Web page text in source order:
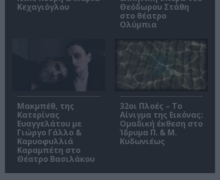
Κεχαγιόγλου
Θεόδωρου Στάθη
στο θέατρο
Ολύμπια
Μακμπέθ, της
Κατερίνας
Ευαγγελάτου με
Γιώργο Γάλλο &
Καρυοφυλλιά
Καραμπέτη στο
Θέατρο Βασιλάκου
32οι Πλοές – Το
Αίνιγμα της Εικόνας:
Ομαδική έκθεση στο
Ίδρυμα Π. & Μ.
Κυδωνιέως